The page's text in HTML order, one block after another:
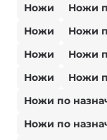
Ножи Ножи
Ножи
Ножи
Ножи
Ножи
Ножи
Ножи
Ножи по
Ножи по